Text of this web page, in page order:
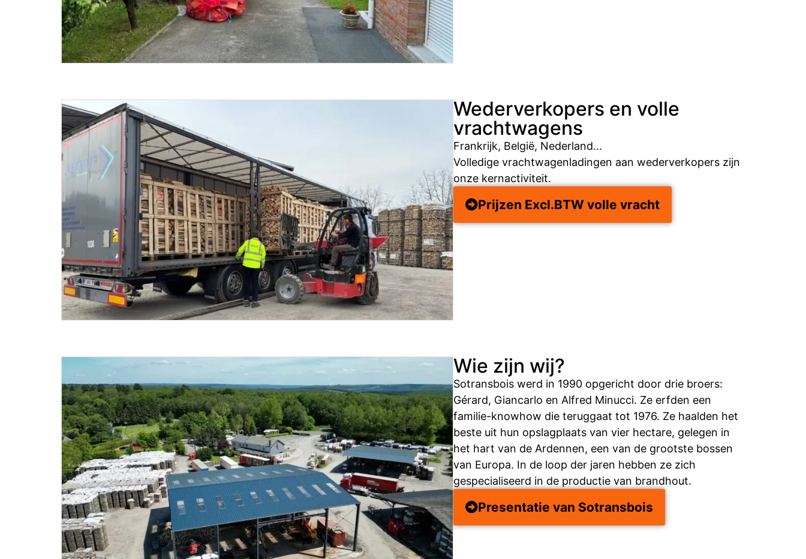
Wederverkopers en volle
vrachtwagens
Frankrijk, België, Nederland...
Volledige vrachtwagenladingen aan wederverkopers zijn
onze kernactiviteit.
Prijzen Excl.BTW volle vracht
Wie zijn wij?
Sotransbois werd in 1990 opgericht door drie broers:
Gérard, Giancarlo en Alfred Minucci. Ze erfden een
familie-knowhow die teruggaat tot 1976. Ze haalden het
beste uit hun opslagplaats van vier hectare, gelegen in
het hart van de Ardennen, een van de grootste bossen
van Europa. In de loop der jaren hebben ze zich
gespecialiseerd in de productie van brandhout.
Presentatie van Sotransbois